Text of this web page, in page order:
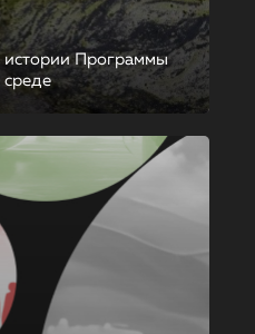
истории Программы